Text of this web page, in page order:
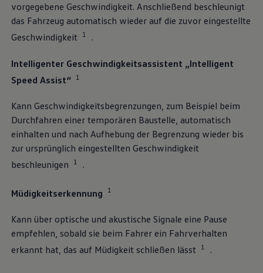
vorgegebene Geschwindigkeit. Anschließend beschleunigt
das Fahrzeug automatisch wieder auf die zuvor eingestellte
Geschwindigkeit
1 .
Intelligenter Geschwindigkeitsassistent „Intelligent
Speed Assist“
1
Kann Geschwindigkeitsbegrenzungen, zum Beispiel beim
Durchfahren einer temporären Baustelle, automatisch
einhalten und nach Aufhebung der Begrenzung wieder bis
zur ursprünglich eingestellten Geschwindigkeit
beschleunigen
1 .
Müdigkeitserkennung 1
Kann über optische und akustische Signale eine Pause
empfehlen, sobald sie beim Fahrer ein Fahrverhalten
erkannt hat, das auf Müdigkeit schließen lässt
1 .